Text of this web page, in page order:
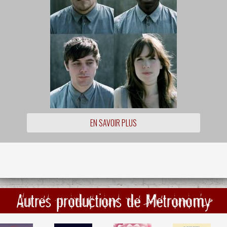
EN SAVOIR PLUS
Autres productions de Metronomy